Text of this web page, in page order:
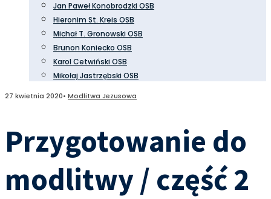
Jan Paweł Konobrodzki OSB
Hieronim St. Kreis OSB
Michał T. Gronowski OSB
Brunon Koniecko OSB
Karol Cetwiński OSB
Mikołaj Jastrzębski OSB
27 kwietnia 2020• Modlitwa Jezusowa
Przygotowanie do
modlitwy / część 2